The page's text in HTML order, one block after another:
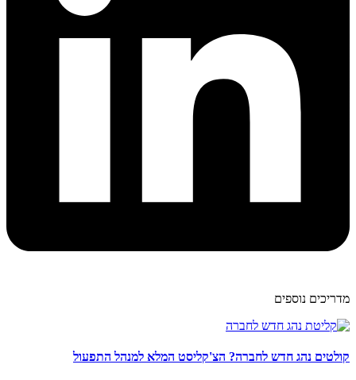
מדריכים נוספים
קולטים נהג חדש לחברה? הצ'קליסט המלא למנהל התפעול